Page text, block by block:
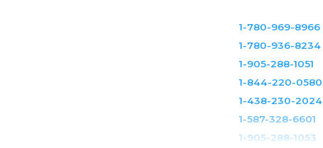
1-780-969-8966
1-780-936-8234
1-905-288-1051
1-844-220-0580
1-438-230-2024
1-587-328-6601
1-905-288-1053